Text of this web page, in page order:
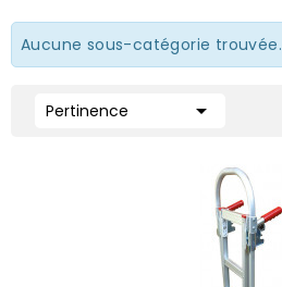
Aucune sous-catégorie trouvée.
Pertinence 